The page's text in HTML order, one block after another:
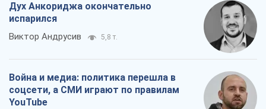
Дух Анкориджа окончательно
испарился
Виктор Андрусив 5,8 т.
Война и медиа: политика перешла в
соцсети, а СМИ играют по правилам
YouTube